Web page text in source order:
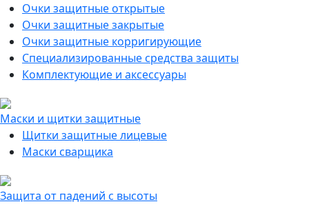
Очки защитные открытые
Очки защитные закрытые
Очки защитные корригирующие
Специализированные средства защиты
Комплектующие и аксессуары
Маски и щитки защитные
Щитки защитные лицевые
Маски сварщика
Защита от падений с высоты